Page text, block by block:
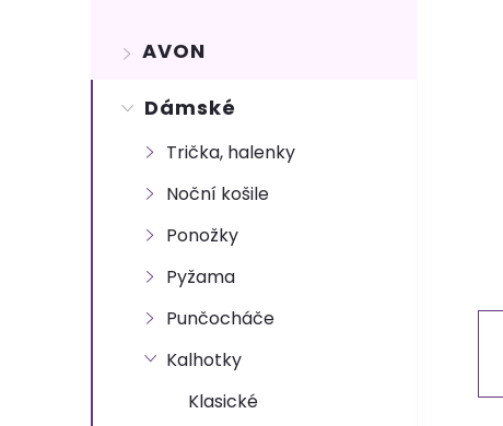
s
AVON
Dámské
Trička, halenky
Noční košile
Ponožky
Pyžama
Punčocháče
Kalhotky
Klasické